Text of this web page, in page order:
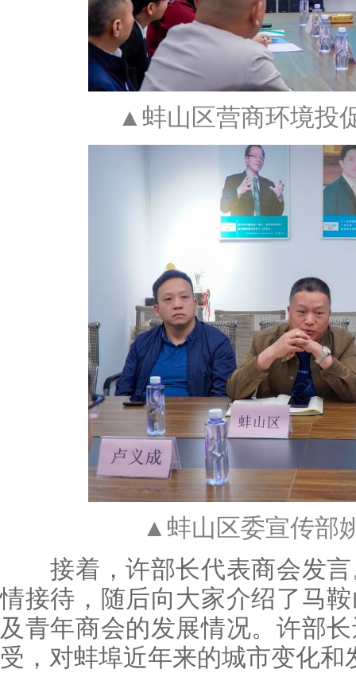
▲蚌山区营商环境投
▲蚌山区委宣传部
接着，许部长代表商会发言
情接待，随后向大家介绍了马
及青年商会的发展情况。许部
受，对蚌埠近年来的城市变化